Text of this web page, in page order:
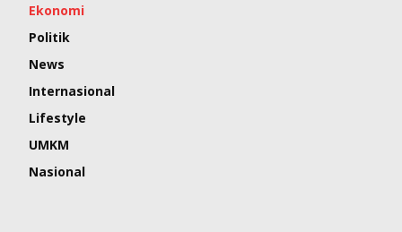
Ekonomi
Politik
News
Internasional
Lifestyle
UMKM
Nasional